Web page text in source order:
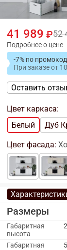
41 989 52
Подробнее о цене
-7% по
При заказеот
Оставить
Цвет каркаса:
Белый
Дуб
Цвет фасада:
Размеры
Габаритная
высота
Габаритная